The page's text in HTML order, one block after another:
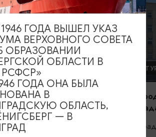
подвигу
в Первой мировой
Здание
Калининграда
ГОДА ВЫШЕЛ УКАЗ
ВЕРХОВНОГО СОВЕТА
ОБРАЗОВАНИИ
ОБЛАСТИ В
ГОДА ОНА БЫЛА
В
ОБЛАСТЬ,
— В